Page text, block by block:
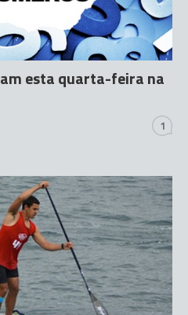
esta quarta-feira na
1